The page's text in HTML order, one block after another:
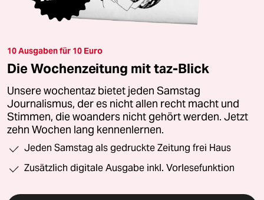
10 Ausgaben für 10 Euro
Die Wochenzeitung mit taz-Blick
Unsere wochentaz bietet jeden Samstag
Journalismus, der es nicht allen recht macht und
Stimmen, die woanders nicht gehört werden. Jetzt
zehn Wochen lang kennenlernen.
Jeden Samstag als gedruckte Zeitung frei Haus
Zusätzlich digitale Ausgabe inkl. Vorlesefunktion